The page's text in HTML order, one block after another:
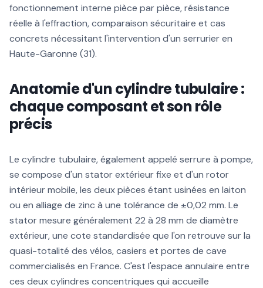
fonctionnement interne pièce par pièce, résistance
réelle à l'effraction, comparaison sécuritaire et cas
concrets nécessitant l'intervention d'un serrurier en
Haute-Garonne (31).
Anatomie d'un cylindre tubulaire :
chaque composant et son rôle
précis
Le cylindre tubulaire, également appelé serrure à pompe,
se compose d'un stator extérieur fixe et d'un rotor
intérieur mobile, les deux pièces étant usinées en laiton
ou en alliage de zinc à une tolérance de ±0,02 mm. Le
stator mesure généralement 22 à 28 mm de diamètre
extérieur, une cote standardisée que l'on retrouve sur la
quasi-totalité des vélos, casiers et portes de cave
commercialisés en France. C'est l'espace annulaire entre
ces deux cylindres concentriques qui accueille